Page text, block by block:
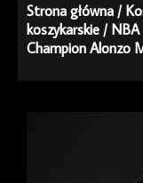
Strona główna /
koszykarskie /NBA
Champion Alonzo